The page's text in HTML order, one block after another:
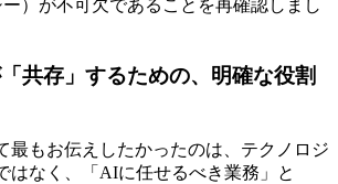
ー）が不可欠であることを再確認しまし
共存」するための、明確な役割
最もお伝えしたかったのは、テクノロジ
はなく、「AIに任せるべき業務」と